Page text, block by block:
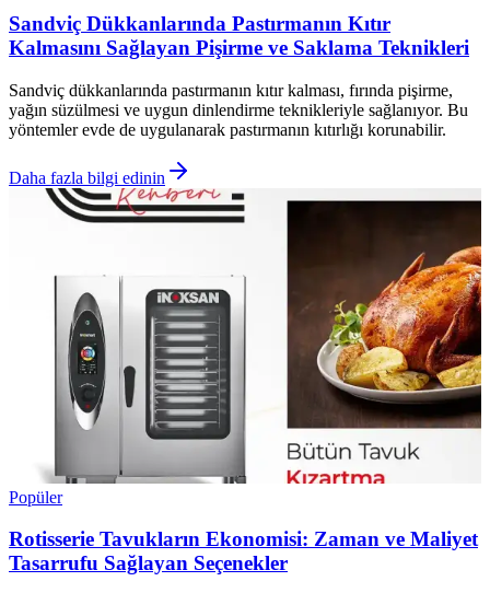
Sandviç Dükkanlarında Pastırmanın Kıtır
Kalmasını Sağlayan Pişirme ve Saklama Teknikleri
Sandviç dükkanlarında pastırmanın kıtır kalması, fırında pişirme,
yağın süzülmesi ve uygun dinlendirme teknikleriyle sağlanıyor. Bu
yöntemler evde de uygulanarak pastırmanın kıtırlığı korunabilir.
Daha fazla bilgi edinin
Popüler
Rotisserie Tavukların Ekonomisi: Zaman ve Maliyet
Tasarrufu Sağlayan Seçenekler